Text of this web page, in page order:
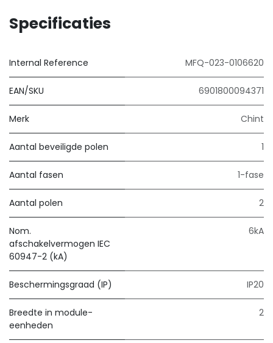
Specificaties
Internal Reference MFQ-023-0106620
EAN/SKU 6901800094371
Merk Chint
Aantal beveiligde polen 1
Aantal fasen 1-fase
Aantal polen 2
Nom.
afschakelvermogen IEC
60947-2 (kA)
6kA
Beschermingsgraad (IP) IP20
Breedte in module-
eenheden
2